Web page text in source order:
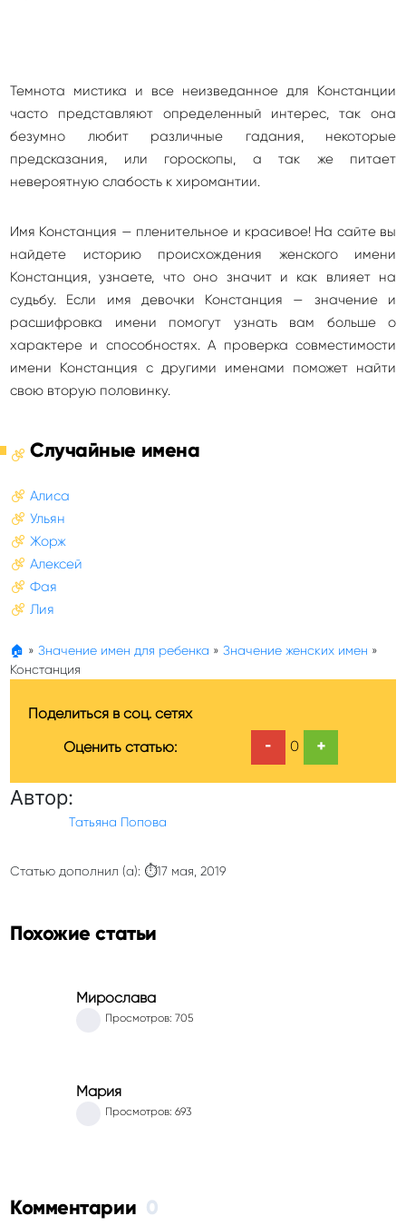
Темнота мистика и все неизведанное для Констанции
часто представляют определенный интерес, так она
безумно любит различные гадания, некоторые
предсказания, или гороскопы, а так же питает
невероятную слабость к хиромантии.
Имя Констанция — пленительное и красивое! На сайте вы
найдете историю происхождения женского имени
Констанция, узнаете, что оно значит и как влияет на
судьбу. Если имя девочки Констанция — значение и
расшифровка имени помогут узнать вам больше о
характере и способностях. А проверка совместимости
имени Констанция с другими именами поможет найти
свою вторую половинку.
Случайные имена
Алиса
Ульян
Жорж
Алексей
Фая
Лия
🏠 » Значение имен для ребенка » Значение женских имен »
Констанция
Поделиться в соц. сетях
Оценить статью:
- 0 +
Автор:
Татьяна Попова
Статью дополнил (а): ⏱17 мая, 2019
Похожие статьи
Мирослава
Просмотров: 705
Мария
Просмотров: 693
Комментарии 0